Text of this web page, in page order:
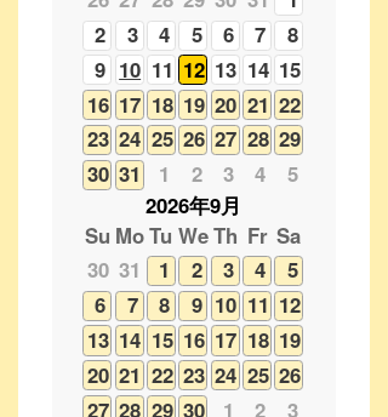
16 17 18 19 20 21 22
23 24 25 26 27 28 29
30 31 1 2 3 4
5
2026年9月
SuMo Tu WeTh Fr Sa
30 31 1 2 3 4
5
6
7 8 10 11
12
16 17 18 19
20 21 22 23 24 25 26
27 28 29 30 1 2 3